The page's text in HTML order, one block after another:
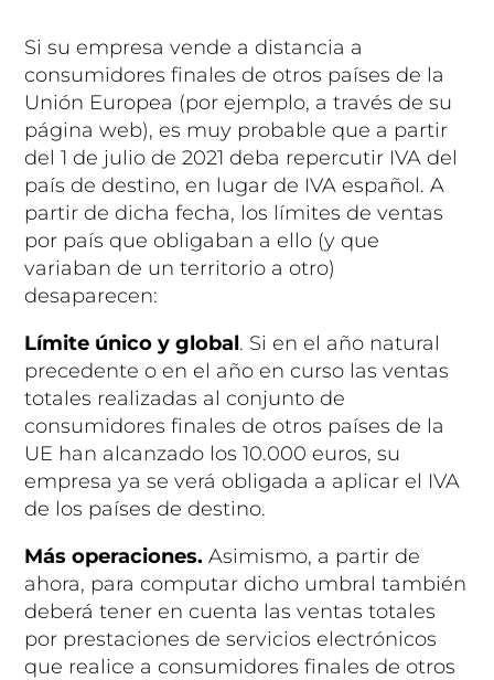
Si su empresa vende a distancia a
consumidores finales de otros países de la
Unión Europea (por ejemplo, a través de su
página web), es muy probable que a partir
del 1 de julio de 2021 deba repercutir IVA del
país de destino, en lugar de IVA español. A
partir de dicha fecha, los límites de ventas
por país que obligaban a ello (y que
variaban de un territorio a otro)
desaparecen:
Límite único y global. Si en el año natural
precedente o en el año en curso las ventas
totales realizadas al conjunto de
consumidores finales de otros países de la
UE han alcanzado los 10.000 euros, su
empresa ya se verá obligada a aplicar el IVA
de los países de destino.
Más operaciones. Asimismo, a partir de
ahora, para computar dicho umbral también
deberá tener en cuenta las ventas totales
por prestaciones de servicios electrónicos
que realice a consumidores finales de otros